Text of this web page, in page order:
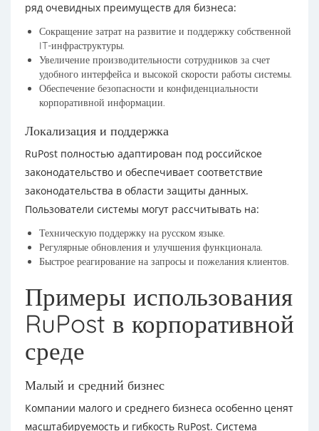
ряд очевидных преимуществ для бизнеса:
Сокращение затрат на развитие и поддержку собственной
IT-инфраструктуры.
Увеличение производительности сотрудников за счет
удобного интерфейса и высокой скорости работы системы.
Обеспечение безопасности и конфиденциальности
корпоративной информации.
Локализация и поддержка
RuPost полностью адаптирован под российское
законодательство и обеспечивает соответствие
законодательства в области защиты данных.
Пользователи системы могут рассчитывать на:
Техническую поддержку на русском языке.
Регулярные обновления и улучшения функционала.
Быстрое реагирование на запросы и пожелания клиентов.
Примеры использования
RuPost в корпоративной
среде
Малый и средний бизнес
Компании малого и среднего бизнеса особенно ценят
масштабируемость и гибкость RuPost. Система